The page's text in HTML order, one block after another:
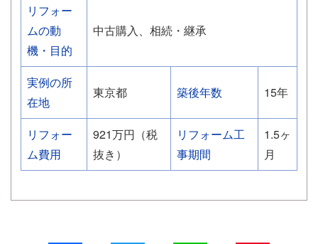
リフォー
ムの動
機・目的
中古購入、相続・継承
実例の所
在地
東京都 築後年数 15年
リフォー
ム費用
921万円（税
抜き）
リフォーム工
事期間
1.5ヶ
月